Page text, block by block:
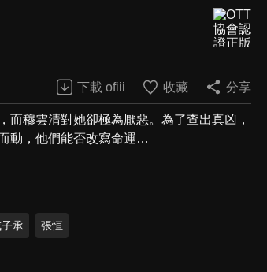
下載 ofiii 收藏 分享
穆雲清對她卻極為厭惡。為了查出真凶，
動，他們能否改寫命運…
承 張恒